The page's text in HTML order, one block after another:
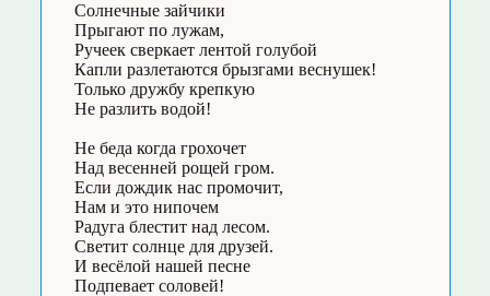
Солнечные зайчики
Прыгают по лужам,
Ручеек сверкает лентой голубой
Капли разлетаются брызгами веснушек!
Только дружбу крепкую
Не разлить водой!
Не беда когда грохочет
Над весенней рощей гром.
Если дождик нас промочит,
Нам и это нипочем
Радуга блестит над лесом.
Светит солнце для друзей.
И весёлой нашей песне
Подпевает соловей!